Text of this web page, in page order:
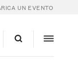
UN EVENTO